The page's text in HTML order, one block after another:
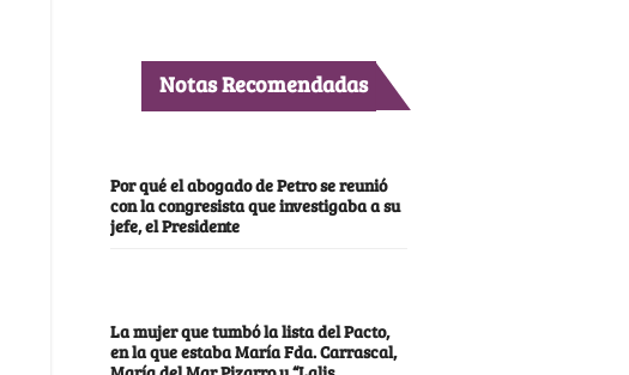
Notas Recomendadas
Por qué el abogado de Petro se reunió
con la congresista que investigaba a su
jefe, el Presidente
La mujer que tumbó la lista del Pacto,
en la que estaba María Fda. Carrascal,